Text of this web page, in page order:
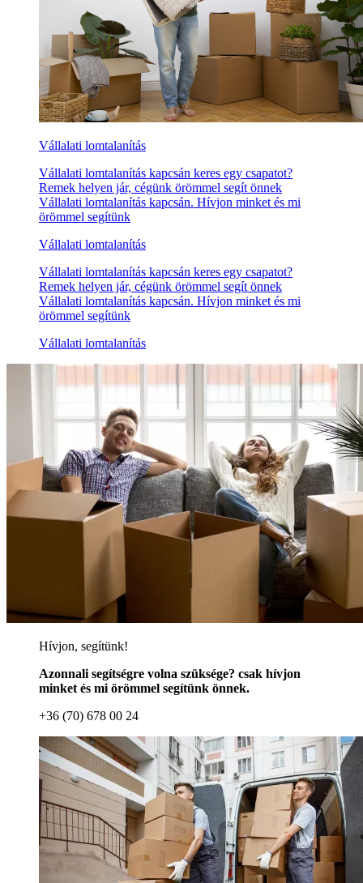
Vállalati lomtalanítás
Vállalati lomtalanítás kapcsán keres egy csapatot?
Remek helyen jár, cégünk örömmel segít önnek
Vállalati lomtalanítás kapcsán. Hívjon minket és mi
örömmel segítünk
Vállalati lomtalanítás
Vállalati lomtalanítás kapcsán keres egy csapatot?
Remek helyen jár, cégünk örömmel segít önnek
Vállalati lomtalanítás kapcsán. Hívjon minket és mi
örömmel segítünk
Vállalati lomtalanítás
Hívjon, segítünk!
Azonnali segítségre volna szüksége? csak hívjon
minket és mi örömmel segítünk önnek.
+36 (70) 678 00 24